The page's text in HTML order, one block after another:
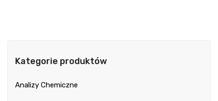
Kategorie produktów
Analizy Chemiczne